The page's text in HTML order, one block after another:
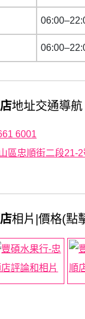
地址交通導航
6001
區忠順街二段21-
相片|價格(點